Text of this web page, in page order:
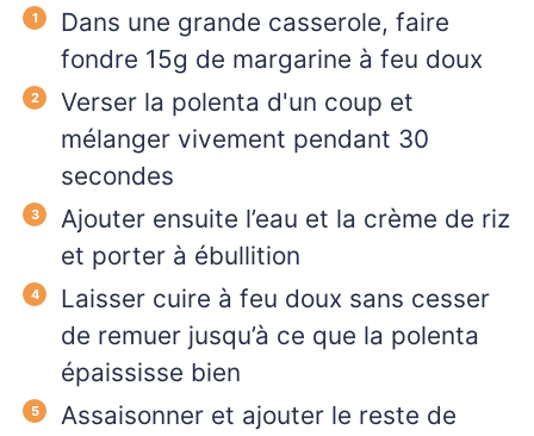
Dans une grande casserole, faire
fondre 15g de margarine à feu doux
Verser la polenta d'un coup et
mélanger vivement pendant 30
secondes
Ajouter ensuite l’eau et la crème de riz
et porter à ébullition
Laisser cuire à feu doux sans cesser
de remuer jusqu’à ce que la polenta
épaississe bien
Assaisonner et ajouter le reste de